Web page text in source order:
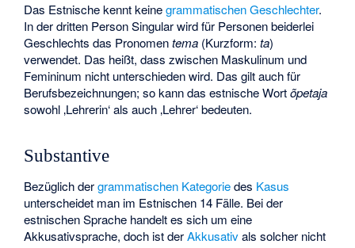
Das Estnische kennt keinegrammatischen Geschlechter.
In der dritten Person Singular wird für Personen beiderlei
Geschlechts das Pronomentema (Kurzform:ta)
verwendet. Das heißt, dass zwischen Maskulinum und
Femininum nicht unterschieden wird. Das gilt auch für
Berufsbezeichnungen; so kann das estnische Wortõpetaja
sowohl ‚Lehrerin‘ als auch ‚Lehrer‘ bedeuten.
Substantive
Bezüglich dergrammatischen Kategoriedes Kasus
unterscheidet man im Estnischen 14 Fälle. Bei der
estnischen Sprache handelt es sich um eine
Akkusativsprache, doch ist derAkkusativals solcher nicht